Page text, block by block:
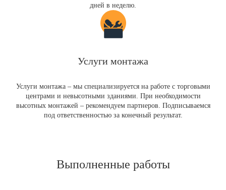
дней в неделю.
Услуги монтажа
Услуги монтажа – мы специализируется на работе с торговыми
центрами и невысотными зданиями. При необходимости
высотных монтажей – рекомендуем партнеров. Подписываемся
под ответственностью за конечный результат.
Выполненные работы